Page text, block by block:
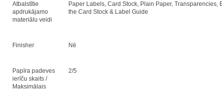
Atbalstītie
apdrukājamo
materiālu veidi
Paper Labels, Card Stock, Plain Paper, Transparencies,
the Card Stock & Label Guide
Finisher Nē
Papīra padeves
ierīču skaits /
Maksimālais
2/5